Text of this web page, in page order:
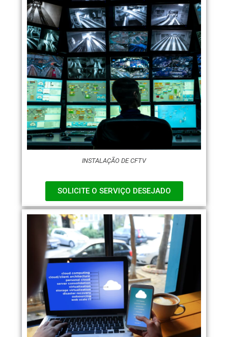
INSTALAÇÃO DE CFTV
SOLICITE O SERVIÇO DESEJADO